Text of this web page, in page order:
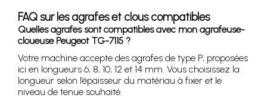
FAQ sur les agrafes et clous compatibles
Quelles agrafes sont compatibles avec mon agrafeuse-
cloueuse Peugeot TG-7115 ?
Votre machine accepte des agrafes de type P, proposées
ici en longueurs 6, 8, 10, 12 et 14 mm. Vous choisissez la
longueur selon l’épaisseur du matériau à fixer et le
niveau de tenue souhaité.